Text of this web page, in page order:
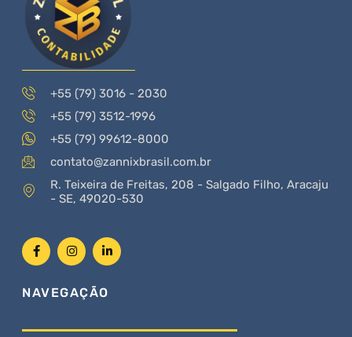
+55 (79) 3016 - 2030
+55 (79) 3512-1996
+55 (79) 99612-8000
contato@zannixbrasil.com.br
R. Teixeira de Freitas, 208 - Salgado Filho, Aracaju
- SE, 49020-530
NAVEGAÇÃO